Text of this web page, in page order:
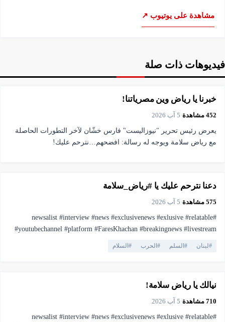
مشاهدة على يوتيوب ↗
فيديوهات ذات صلة
2:25
▶فيديو
خبرنا يا رياض وين مصرياتنا!
452 مشاهدة·5 آب 2026
يعرض رئيس تحرير "نيوزاليست" فارس خشّان لآخر التطورات الحاصلة
مع رياض سلامة ويوجه له رسالة: افضحهم…نترحم عليك!
دعنا نترحم عليك يا #رياض_سلامة
575 مشاهدة·5 آب 2026
#newsalist #interview #news #exclusivenews #exlusive #relatable
#youtubechannel #platform #FaresKhachan #breakingnews #livestream
#pressfreedom #facts #currentaffairs #trending #lebanonnews
#لبنان # السلم # الحرب # السلام
نيالك يا رياض سلامة!
710 مشاهدة·5 آب 2026
#newsalist #interview #news #exclusivenews #exlusive #relatable